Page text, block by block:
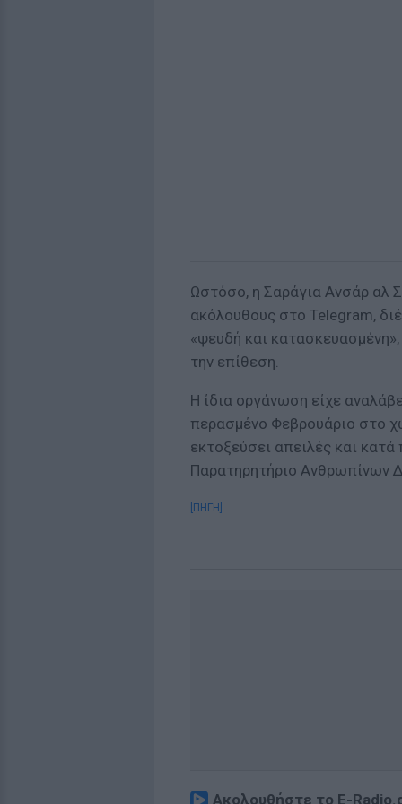
Ωστόσο, η Σαράγια Ανσάρ αλ
ακόλουθους στο Telegram,
«ψευδή και
την επίθεση.
Η ίδια οργάνωση είχε
περασμένο Φεβρουάριο στο
εκτοξεύσει απειλές και
Παρατηρητήριο Ανθρωπίνων
[ΠΗΓΗ]
Ακολουθήστε το E-